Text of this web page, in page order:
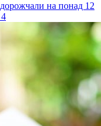
на понад 12
4